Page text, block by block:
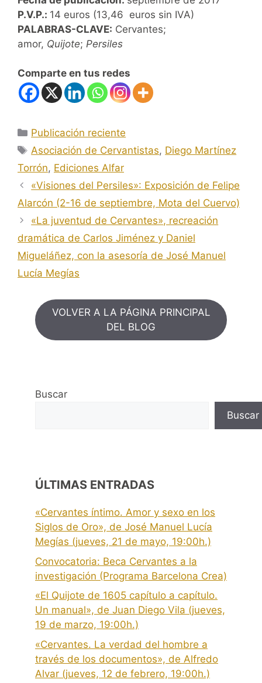
P.V.P.: 14 euros (13,46 euros sin IVA)
PALABRAS-CLAVE: Cervantes;
amor, Quijote; Persiles
Comparte en tus redes
Categorías
Publicación reciente
Etiquetas
Asociación de Cervantistas, Diego Martínez
Torrón, Ediciones Alfar
«Visiones del Persiles»: Exposición de Felipe
Alarcón (2-16 de septiembre, Mota del Cuervo)
«La juventud de Cervantes», recreación
dramática de Carlos Jiménez y Daniel
Migueláñez, con la asesoría de José Manuel
Lucía Megías
VOLVER A LA PÁGINA PRINCIPAL
DEL BLOG
Buscar
Buscar
ÚLTIMAS ENTRADAS
«Cervantes íntimo. Amor y sexo en los
Siglos de Oro», de José Manuel Lucía
Megías (jueves, 21 de mayo, 19:00h.)
Convocatoria: Beca Cervantes a la
investigación (Programa Barcelona Crea)
«El Quijote de 1605 capítulo a capítulo.
Un manual», de Juan Diego Vila (jueves,
19 de marzo, 19:00h.)
«Cervantes. La verdad del hombre a
través de los documentos», de Alfredo
Alvar (jueves, 12 de febrero, 19:00h.)